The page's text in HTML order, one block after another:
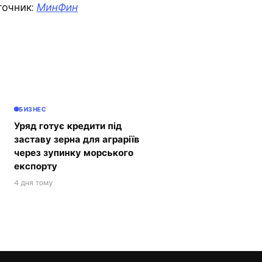
МинФин
БИЗНЕС
Уряд готує кредити під
заставу зерна для аграріїв
через зупинку морського
експорту
4 дня тому